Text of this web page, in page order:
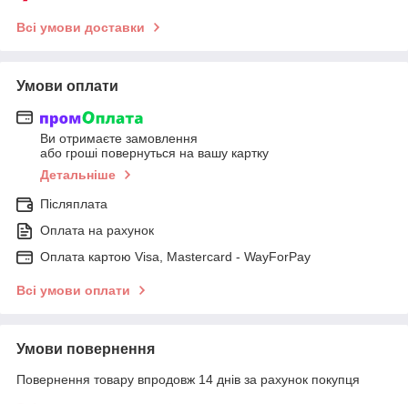
Всі умови доставки
Умови оплати
Ви отримаєте замовлення
або гроші повернуться на вашу картку
Детальніше
Післяплата
Оплата на рахунок
Оплата картою Visa, Mastercard - WayForPay
Всі умови оплати
Умови повернення
Повернення товару впродовж 14 днів за рахунок покупця